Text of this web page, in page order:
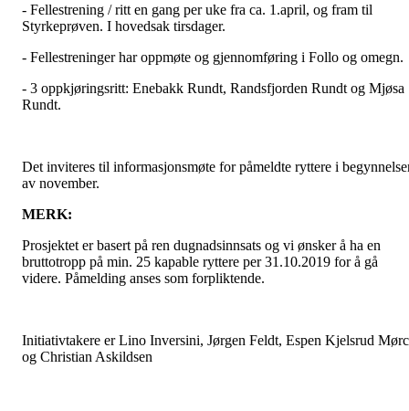
- Fellestrening / ritt en gang per uke fra ca. 1.april, og fram til
Styrkeprøven. I hovedsak tirsdager.
- Fellestreninger har oppmøte og gjennomføring i Follo og omegn.
- 3 oppkjøringsritt: Enebakk Rundt, Randsfjorden Rundt og Mjøsa
Rundt.
Det inviteres til informasjonsmøte for påmeldte ryttere i
av november.
MERK:
Prosjektet er basert på ren dugnadsinnsats og vi ønsker å ha en
bruttotropp på min. 25 kapable ryttere per 31.10.2019 for å gå
videre. Påmelding anses som forpliktende.
Initiativtakere er Lino Inversini, Jørgen Feldt, Espen Kjelsrud
og Christian Askildsen